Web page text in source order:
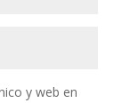
y web en